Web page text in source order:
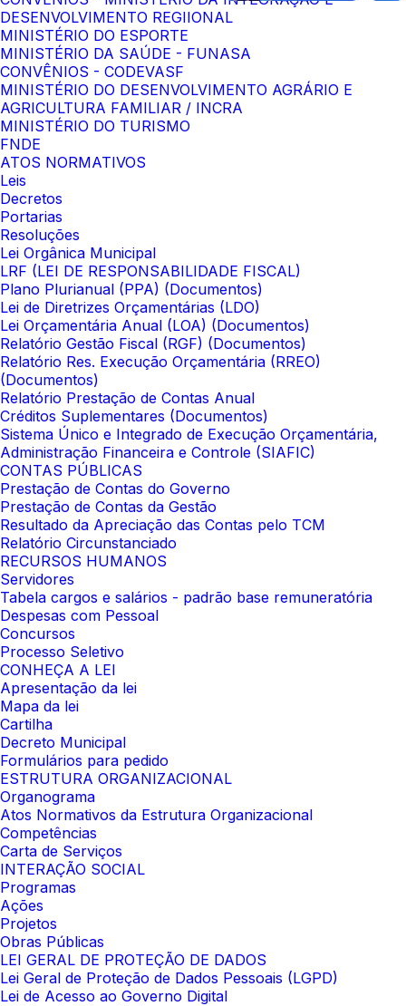
DESENVOLVIMENTO REGIIONAL
MINISTÉRIO DO ESPORTE
MINISTÉRIO DA SAÚDE - FUNASA
CONVÊNIOS - CODEVASF
MINISTÉRIO DO DESENVOLVIMENTO AGRÁRIO E
AGRICULTURA FAMILIAR / INCRA
MINISTÉRIO DO TURISMO
FNDE
ATOS NORMATIVOS
Leis
Decretos
Portarias
Resoluções
Lei Orgânica Municipal
LRF (LEI DE RESPONSABILIDADE FISCAL)
Plano Plurianual (PPA) (Documentos)
Lei de Diretrizes Orçamentárias (LDO)
Lei Orçamentária Anual (LOA) (Documentos)
Relatório Gestão Fiscal (RGF) (Documentos)
Relatório Res. Execução Orçamentária (RREO)
(Documentos)
Relatório Prestação de Contas Anual
Créditos Suplementares (Documentos)
Sistema Único e Integrado de Execução Orçamentária,
Administração Financeira e Controle (SIAFIC)
CONTAS PÚBLICAS
Prestação de Contas do Governo
Prestação de Contas da Gestão
Resultado da Apreciação das Contas pelo TCM
Relatório Circunstanciado
RECURSOS HUMANOS
Servidores
Tabela cargos e salários - padrão base remuneratória
Despesas com Pessoal
Concursos
Processo Seletivo
CONHEÇA A LEI
Apresentação da lei
Mapa da lei
Cartilha
Decreto Municipal
Formulários para pedido
ESTRUTURA ORGANIZACIONAL
Organograma
Atos Normativos da Estrutura Organizacional
Competências
Carta de Serviços
INTERAÇÃO SOCIAL
Programas
Ações
Projetos
Obras Públicas
LEI GERAL DE PROTEÇÃO DE DADOS
Lei Geral de Proteção de Dados Pessoais (LGPD)
Lei de Acesso ao Governo Digital